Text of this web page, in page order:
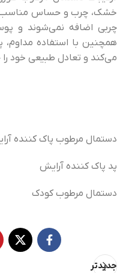
خشک، چرب و حساس مناسب
چربی اضافه نمی‌شوند و
همچنین با استفاده
می‌کند و تعادل طبیعی خود
دستمال مرطوب پاک کننده
پد پاک کننده آرایش
دستمال مرطوب کودک
جدیدتر